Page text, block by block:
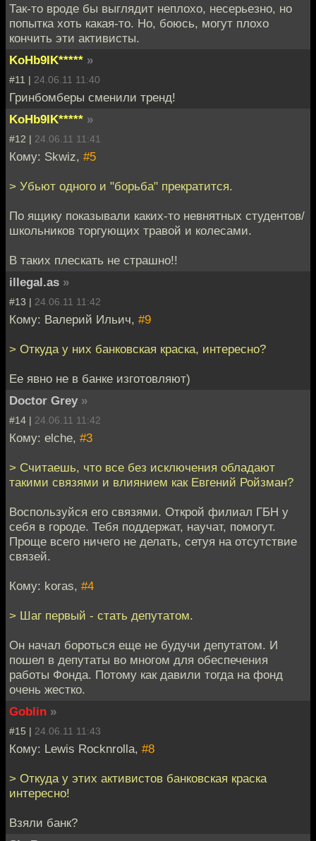
Так-то вроде бы выглядит неплохо, несерьезно, но
попытка хоть какая-то. Но, боюсь, могут плохо
кончить эти активисты.
KoHb9IK***** »
#11 | 24.06.11 11:40
Гринбомберы сменили тренд!
KoHb9IK***** »
#12 | 24.06.11 11:41
Кому: Skwiz, #5
> Убьют одного и "борьба" прекратится.
По ящику показывали каких-то невнятных студентов/
школьников торгующих травой и колесами.
В таких плескать не страшно!!
illegal.as »
#13 | 24.06.11 11:42
Кому: Валерий Ильич, #9
> Откуда у них банковская краска, интересно?
Ее явно не в банке изготовляют)
Doctor Grey »
#14 | 24.06.11 11:42
Кому: elche, #3
> Считаешь, что все без исключения обладают
такими связями и влиянием как Евгений Ройзман?
Воспользуйся его связями. Открой филиал ГБН у
себя в городе. Тебя поддержат, научат, помогут.
Проще всего ничего не делать, сетуя на отсутствие
связей.
Кому: koras, #4
> Шаг первый - стать депутатом.
Он начал бороться еще не будучи депутатом. И
пошел в депутаты во многом для обеспечения
работы Фонда. Потому как давили тогда на фонд
очень жестко.
Goblin »
#15 | 24.06.11 11:43
Кому: Lewis Rocknrolla, #8
> Откуда у этих активистов банковская краска
интересно!
Взяли банк?